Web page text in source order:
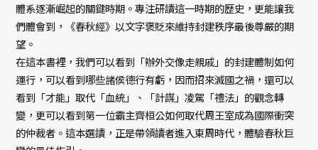
體系逐漸崛起的關鍵時期。專注研讀這一時期的歷史，更能讓我
們體會到，《春秋經》以文字褒貶來維持封建秩序最後尊嚴的期
望。
在這本書裡，我們可以看到「辦外交像走親戚」的封建體制如何
運行，可以看到哪些諸侯德行有虧，因而招來滅國之禍，還可以
看到「才能」取代「血統」、「計謀」凌駕「禮法」的觀念轉
變，更可以看到第一位霸主齊桓公如何取代周王室成為國際衝突
的仲裁者。這本選讀，正是帶領讀者進入東周時代，體驗春秋巨